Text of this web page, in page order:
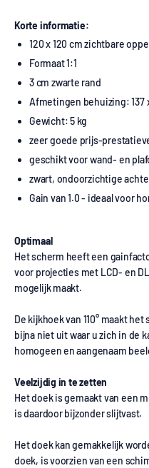
Korte informatie:
120 x 120 cm zichtbare
Formaat 1:1
3 cm zwarte rand
Afmetingen behuizing: 137
Gewicht: 5 kg
zeer goede prijs-
geschikt voor wand- en
zwart, ondoorzichtige
Gain van 1.0 - ideaal voor
Optimaal
Het scherm heeft een
voor projecties met LCD- en
mogelijk maakt.
De kijkhoek van 110° maakt
bijna niet uit waar u zich in de
homogeen en aangenaam
Veelzijdig in te zetten
Het doek is gemaakt van een
is daardoor bijzonder slijtvast.
Het doek kan gemakkelijk
doek, is voorzien van een